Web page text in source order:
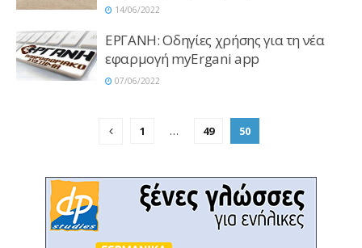
14/06/2022
ΕΡΓΑΝΗ: Οδηγίες χρήσης για τη νέα
εφαρμογή myΕrgani app
07/06/2022
1 … 49 50